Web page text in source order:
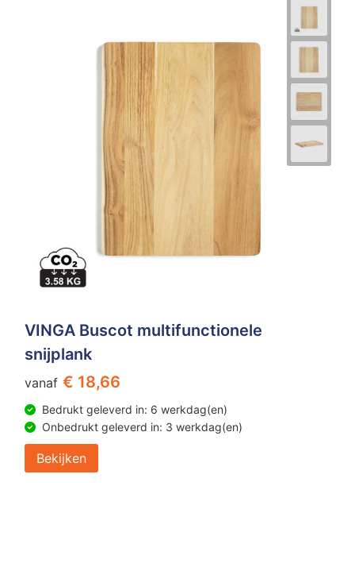
VINGA Buscot multifunctionele
snijplank
vanaf € 18,66
Bedrukt geleverd in: 6 werkdag(en)
Onbedrukt geleverd in: 3 werkdag(en)
Bekijken